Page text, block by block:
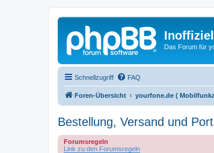
Das Forum für
Schnellzugriff FAQ
Foren-Übersicht yourfone.de (
Bestellung, Versand und
Forumsregeln
Link zu den Forumsregeln